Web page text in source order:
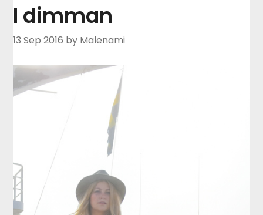
I dimman
13 Sep 2016 by Malenami